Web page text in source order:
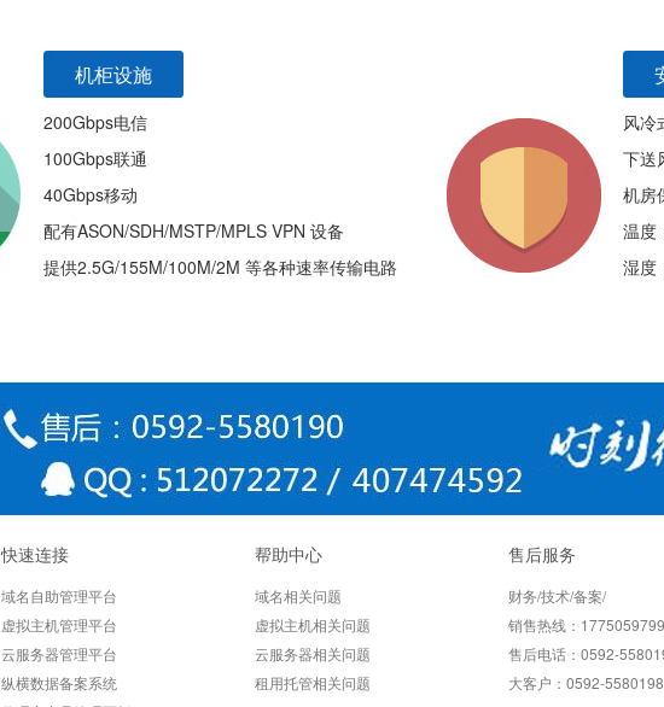
机柜设施
200Gbps电信
100Gbps联通
40Gbps移动
配有ASON/SDH/MSTP/MPLS VPN 设备
提供2.5G/155M/100M/2M 等各种速率传输电路
风冷
下送
机房
温
湿度
快速连接
域名自助管理平台
虚拟主机管理平台
云服务器管理平台
纵横数据备案系统
帮助中心
域名相关问题
虚拟主机相关问题
云服务器相关问题
租用托管相关问题
售后服务
财务/技术/备案/
销售热线：
售后电话：0592-
大客户：0592-5580198